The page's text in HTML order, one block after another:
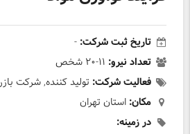
تاریخ ثبت شرکت: -
تعداد نیرو: ۱۱-۲۰ شخص
فعالیت شرکت: تولید کننده, شرکت
مکان: استان تهران
در زمینه: